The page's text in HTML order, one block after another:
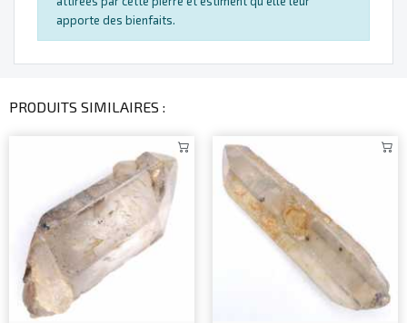
apporte des bienfaits.
PRODUITS SIMILAIRES :